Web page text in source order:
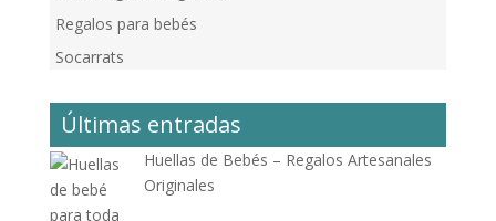
Regalos para bebés
Socarrats
Últimas entradas
Huellas de Bebés – Regalos Artesanales
Originales